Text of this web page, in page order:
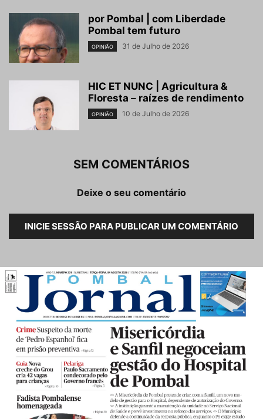
por Pombal | com Liberdade
Pombal tem futuro
OPINIÃO 31 de Julho de 2026
HIC ET NUNC | Agricultura &
Floresta – raízes de rendimento
OPINIÃO 10 de Julho de 2026
SEM COMENTÁRIOS
Deixe o seu comentário
INICIE SESSÃO PARA PUBLICAR UM COMENTÁRIO